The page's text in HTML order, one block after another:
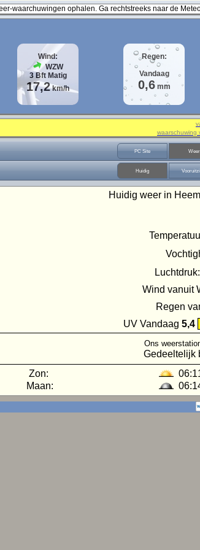
waarchuwingen ophalen. Ga rechtstreeks naar de
Wind:
WZW
3Bft Matig
17,2km/h
Regen:
Vandaag
0,6mm
waarschuwing
PC Site Weer
Huidig
Huidig weer in
Luchtdruk:
Wind vanuit
Regen
UV Vandaag 5,4
Ons
Gedeeltelijk
Zon:
Maan: